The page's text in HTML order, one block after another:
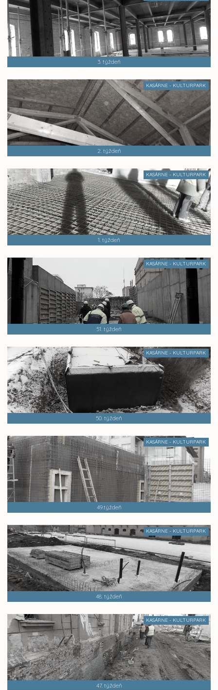
3. týždeň
KASÁRNE - KULTURPARK
2. týždeň
KASÁRNE - KULTURPARK
1. týždeň
KASÁRNE - KULTURPARK
51. týždeň
KASÁRNE - KULTURPARK
50. týždeň
KASÁRNE - KULTURPARK
49.týždeň
KASÁRNE - KULTURPARK
48. týždeň
KASÁRNE - KULTURPARK
47. týždeň